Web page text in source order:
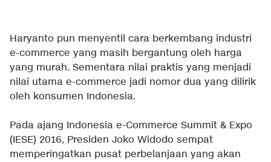
Haryanto pun menyentil cara berkembang industri
e-commerce yang masih bergantung oleh harga
yang murah. Sementara nilai praktis yang menjadi
nilai utama e-commerce jadi nomor dua yang dilirik
oleh konsumen Indonesia.
Pada ajang Indonesia e-Commerce Summit & Expo
(IESE) 2016, Presiden Joko Widodo sempat
memperingatkan pusat perbelanjaan yang akan